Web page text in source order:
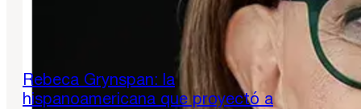
Rebeca Grynspan: la
hispanoamericana que proyectó a